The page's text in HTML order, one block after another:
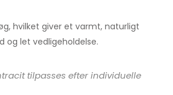
hvilket giver et varmt, naturligt
og let vedligeholdelse.
tilpasses efter individuelle